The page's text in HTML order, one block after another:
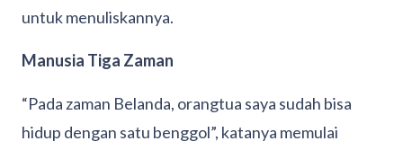
untuk menuliskannya.
Manusia Tiga Zaman
“Pada zaman Belanda, orangtua saya sudah bisa
hidup dengan satu benggol”, katanya memulai